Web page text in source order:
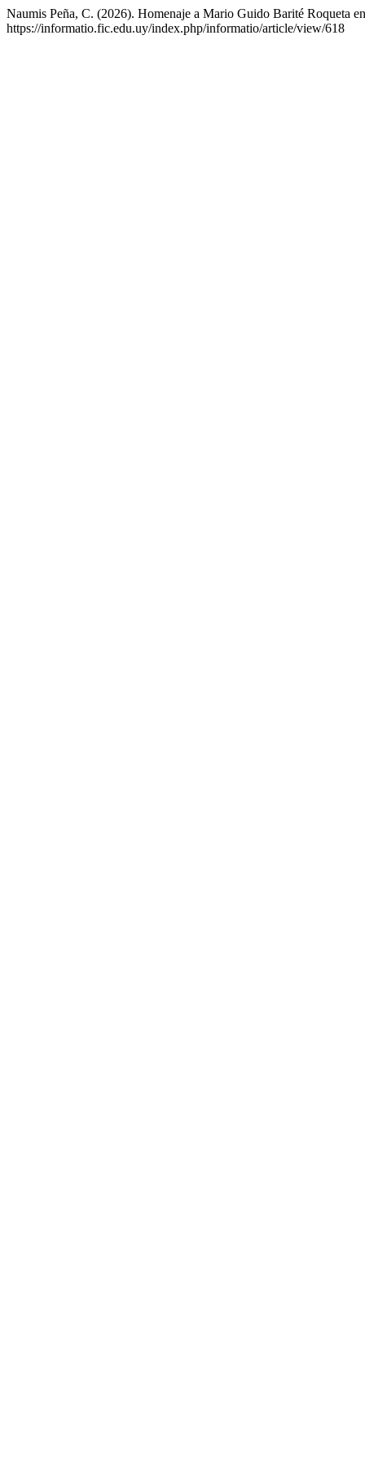
Naumis Peña, C. (2026). Homenaje a Mario Guido Barité Roqueta
https://informatio.fic.edu.uy/index.php/informatio/article/view/618